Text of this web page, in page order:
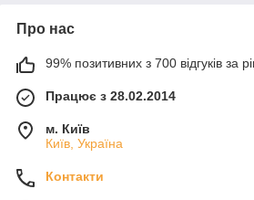
Про нас
99% позитивних з 700 відгуків за
Працює з 28.02.2014
м. Київ
Київ, Україна
Контакти